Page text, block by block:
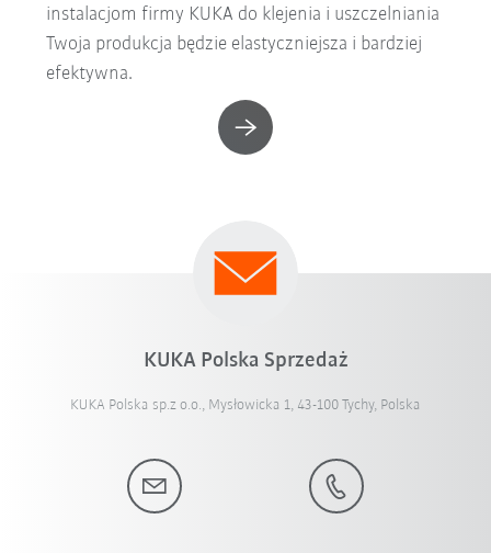
instalacjom firmy KUKA do klejenia i uszczelniania
Twoja produkcja będzie elastyczniejsza i bardziej
efektywna.
KUKA Polska Sprzedaż
KUKA Polska sp.z o.o., Mysłowicka 1, 43-100 Tychy, Polska